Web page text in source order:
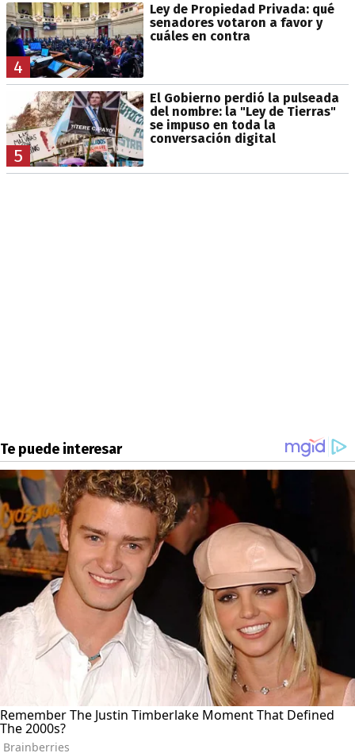
4
Ley de Propiedad Privada: qué
senadores votaron a favor y
cuáles en contra
5
El Gobierno perdió la pulseada
del nombre: la "Ley de Tierras"
se impuso en toda la
conversación digital